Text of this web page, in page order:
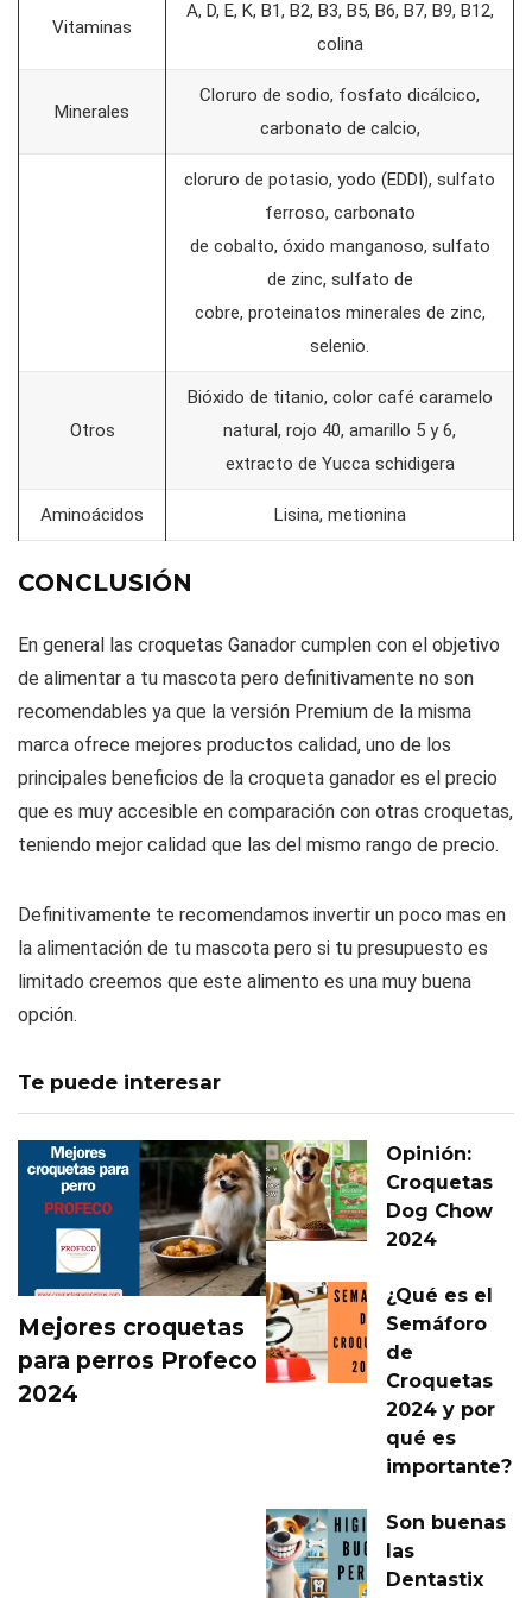
Vitaminas
A, D, E, K, B1, B2, B3, B5, B6, B7, B9, B12,
colina
Minerales
Cloruro de sodio, fosfato dicálcico,
carbonato de calcio,
cloruro de potasio, yodo (EDDI), sulfato
ferroso, carbonato
de cobalto, óxido manganoso, sulfato
de zinc, sulfato de
cobre, proteinatos minerales de zinc,
selenio.
Otros
Bióxido de titanio, color café caramelo
natural, rojo 40, amarillo 5 y 6,
extracto de Yucca schidigera
Aminoácidos Lisina, metionina
CONCLUSIÓN
En general las croquetas Ganador cumplen con el objetivo
de alimentar a tu mascota pero definitivamente no son
recomendables ya que la versión Premium de la misma
marca ofrece mejores productos calidad, uno de los
principales beneficios de la croqueta ganador es el precio
que es muy accesible en comparación con otras croquetas,
teniendo mejor calidad que las del mismo rango de precio.
Definitivamente te recomendamos invertir un poco mas en
la alimentación de tu mascota pero si tu presupuesto es
limitado creemos que este alimento es una muy buena
opción.
Te puede interesar
Mejores croquetas
para perros Profeco
2024
Opinión:
Croquetas
Dog Chow
2024
¿Qué es el
Semáforo
de
Croquetas
2024 y por
qué es
importante?
Son buenas
las
Dentastix